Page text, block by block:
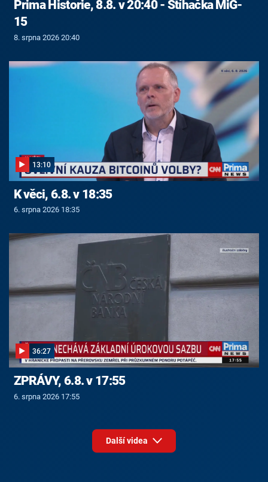
Prima Historie, 8.8. v 20:40 - Stíhačka MiG-
15
8. srpna 2026 20:40
13:10
K věci, 6.8. v 18:35
6. srpna 2026 18:35
36:27
ZPRÁVY, 6.8. v 17:55
6. srpna 2026 17:55
Další videa